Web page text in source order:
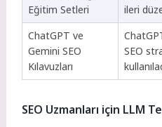
Eğitim Setleri
ileri
ChatGPT ve
Gemini SEO
Kılavuzları
SEO
SEO Uzmanları için LLM